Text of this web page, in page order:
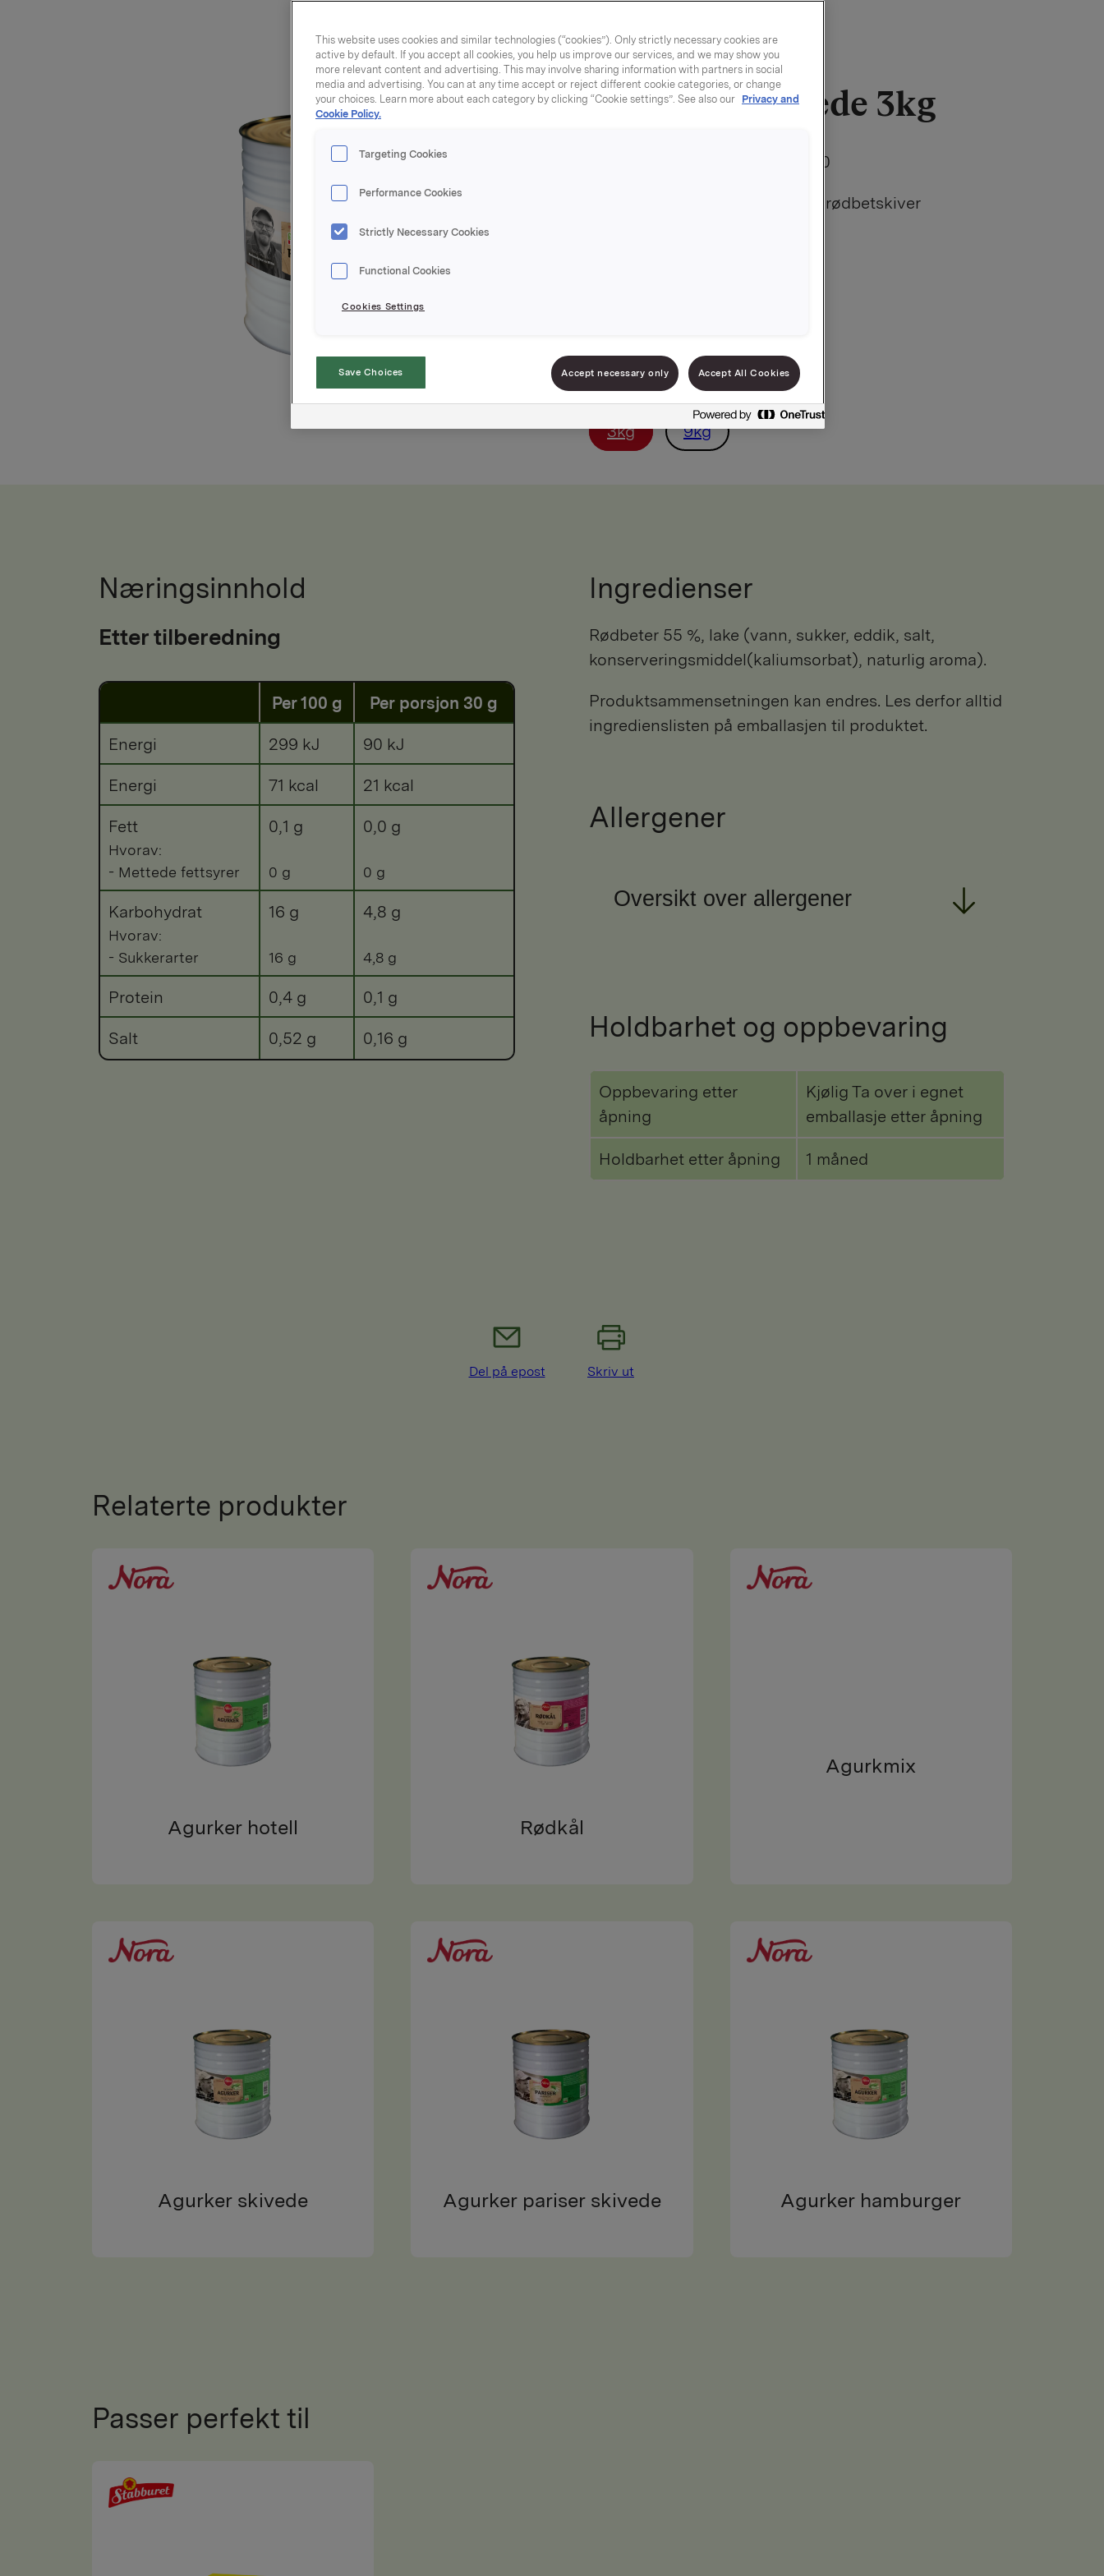
Rødbeter skivede 3kg
Varenummer: 00000000000000
Nettovekt 3,0 kg, derav 1,65 kg rødbetskiver
3kg 9kg
Næringsinnhold
Etter tilberedning
Per 100 g Per porsjon 30 g
Energi 299 kJ 90 kJ
Energi 71 kcal 21 kcal
Fett
Hvorav:
- Mettede fettsyrer
0,1 g
0 g
0,0 g
0 g
Karbohydrat
Hvorav:
- Sukkerarter
16 g
16 g
4,8 g
4,8 g
Protein 0,4 g 0,1 g
Salt 0,52 g 0,16 g
Ingredienser
rødbeter 55 %, lake (vann, sukker, eddik, salt,
konserveringsmiddel(kaliumsorbat), naturlig aroma).
Produktsammensetningen kan endres. Les derfor alltid
ingredienslisten på emballasjen til produktet.
Allergener
Oversikt over allergener
Holdbarhet og oppbevaring
Oppbevaring etter
åpning
Kjølig Ta over i egnet
emballasje etter åpning
Holdbarhet etter åpning 1 måned
Del på epost Skriv ut
Relaterte produkter
Agurker hotell Rødkål
Agurkmix
Agurker skivede Agurker pariser skivede Agurker hamburger
Passer perfekt til
This website uses cookies and similar technologies (“cookies”). Only strictly necessary cookies are
active by default. If you accept all cookies, you help us improve our services, and we may show you
more relevant content and advertising. This may involve sharing information with partners in social
media and advertising. You can at any time accept or reject different cookie categories, or change
your choices. Learn more about each category by clicking “Cookie settings”. See also our Privacy and
Cookie Policy.
Targeting Cookies
Performance Cookies
Strictly Necessary Cookies
Functional Cookies
Cookies Settings
Save Choices Accept necessary only Accept All Cookies